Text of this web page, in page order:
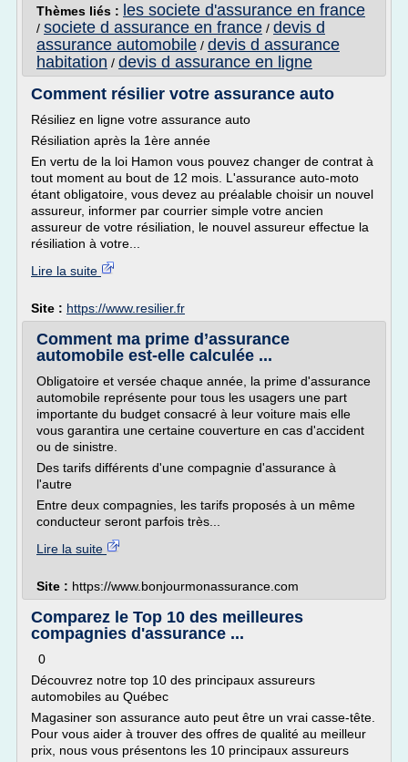
Thèmes liés : les societe d'assurance en france
/ societe d assurance en france / devis d
assurance automobile / devis d assurance
habitation / devis d assurance en ligne
Comment résilier votre assurance auto
Résiliez en ligne votre assurance auto
Résiliation après la 1ère année
En vertu de la loi Hamon vous pouvez changer de contrat à
tout moment au bout de 12 mois. L'assurance auto-moto
étant obligatoire, vous devez au préalable choisir un nouvel
assureur, informer par courrier simple votre ancien
assureur de votre résiliation, le nouvel assureur effectue la
résiliation à votre...
Lire la suite
Site : https://www.resilier.fr
Comment ma prime d’assurance
automobile est-elle calculée ...
Obligatoire et versée chaque année, la prime d'assurance
automobile représente pour tous les usagers une part
importante du budget consacré à leur voiture mais elle
vous garantira une certaine couverture en cas d'accident
ou de sinistre.
Des tarifs différents d'une compagnie d'assurance à
l'autre
Entre deux compagnies, les tarifs proposés à un même
conducteur seront parfois très...
Lire la suite
Site : https://www.bonjourmonassurance.com
Comparez le Top 10 des meilleures
compagnies d'assurance ...
0
Découvrez notre top 10 des principaux assureurs
automobiles au Québec
Magasiner son assurance auto peut être un vrai casse-tête.
Pour vous aider à trouver des offres de qualité au meilleur
prix, nous vous présentons les 10 principaux assureurs